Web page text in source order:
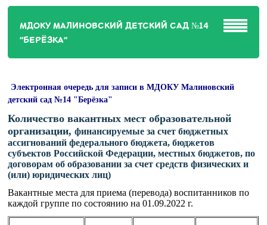
МДОКУ МАЛИНОВСКИЙ ДЕТСКИЙ САД №14
"БЕРЁЗКА"
Электронная очередь для записи в МДОКУ Малиновский
детский сад №14 "Берёзка"
Количество вакантных мест образовательной
организации,финансируемые за счет бюджетных
ассигнований федерального бюджета, бюджетов
субъектов Российской Федерации, местных бюджетов, по
договорам об образовании за счет средств физических и
(или) юридических лиц)
Вакантные места для приема (перевода) воспитанников по
каждой группе по состоянию на 01.09.2022 г.